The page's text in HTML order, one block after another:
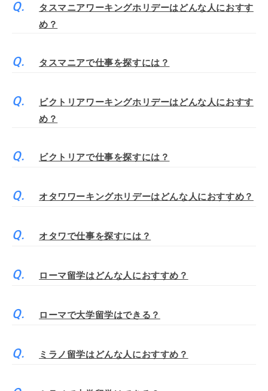
タスマニアワーキングホリデーはどんな人におすす
め？
タスマニアで仕事を探すには？
ビクトリアワーキングホリデーはどんな人におすす
め？
ビクトリアで仕事を探すには？
オタワワーキングホリデーはどんな人におすすめ？
オタワで仕事を探すには？
ローマ留学はどんな人におすすめ？
ローマで大学留学はできる？
ミラノ留学はどんな人におすすめ？